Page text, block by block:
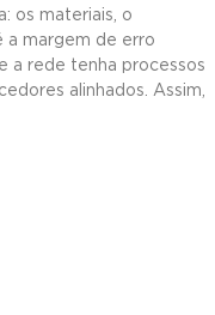
os materiais, o
a margem de erro
a rede tenha processos
alinhados. Assim,